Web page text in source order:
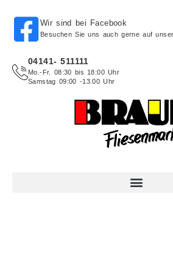
Wir sind bei Facebook
Besuchen Sie uns auch gerne auf
04141- 511111
Mo.-Fr. 08:30 bis 18:00 Uhr
Samstag 09:00 -13.00 Uhr